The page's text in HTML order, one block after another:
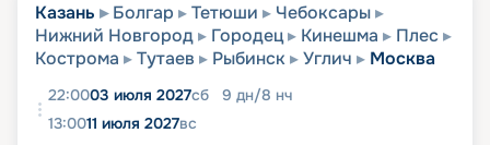
Казань Болгар Тетюши
Чебоксары
Нижний Новгород
Городец Кинешма
Плес
Кострома
Тутаев Рыбинск Углич Москва
22:0003 июля 2027сб 9 дн/8 нч
13:0011 июля 2027вс